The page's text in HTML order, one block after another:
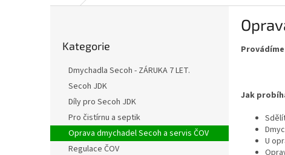
a
kategorie
Kategorie
Dmychadla Secoh - ZÁRUKA 7 LET.
Secoh JDK
Díly pro Secoh JDK
Pro čistírnu a septik
Oprava dmychadel Secoh a servis ČOV
Regulace ČOV
Jak
U